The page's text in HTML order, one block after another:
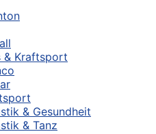
& Kraftsport
& Gesundheit
& Tanz